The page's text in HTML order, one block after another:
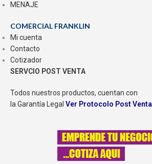
MENAJE
COMERCIAL FRANKLIN
Mi cuenta
Contacto
Cotizador
SERVCIO POST VENTA
Todos nuestros productos, cuentan con
la Garantía Legal Ver Protocolo Post Venta